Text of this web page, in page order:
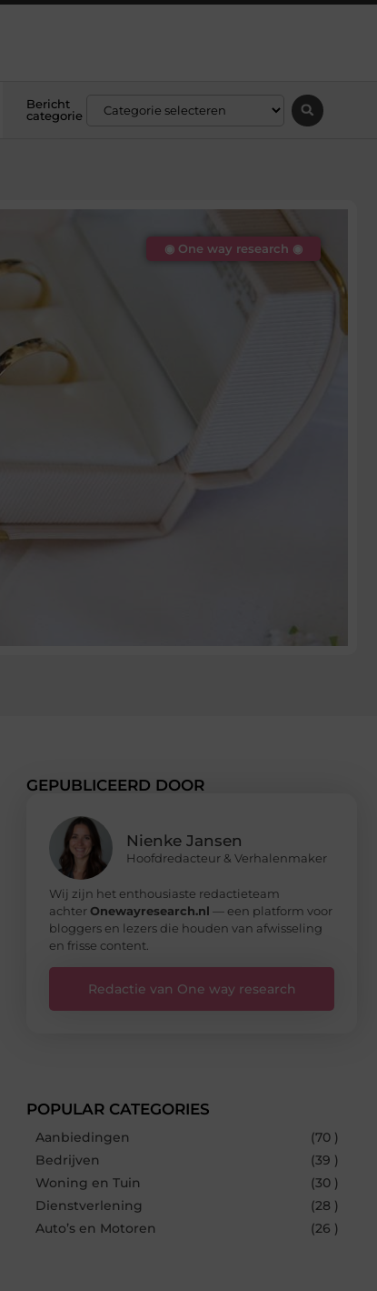
Bericht
categorie
◉ One way research ◉
GEPUBLICEERD DOOR
Nienke Jansen
Hoofdredacteur & Verhalenmaker
Wij zijn het enthousiaste redactieteam
achterOnewayresearch.nl — een platform voor
bloggers en lezers die houden van afwisseling
en frisse content.
Redactie van One way research
POPULAR CATEGORIES
Aanbiedingen
(70 )
Bedrijven
(39 )
Woning en Tuin
(30 )
Dienstverlening
(28 )
Auto’s en Motoren
(26 )